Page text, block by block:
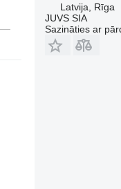
Latvija, Rīga
JUVS SIA
Sazināties ar